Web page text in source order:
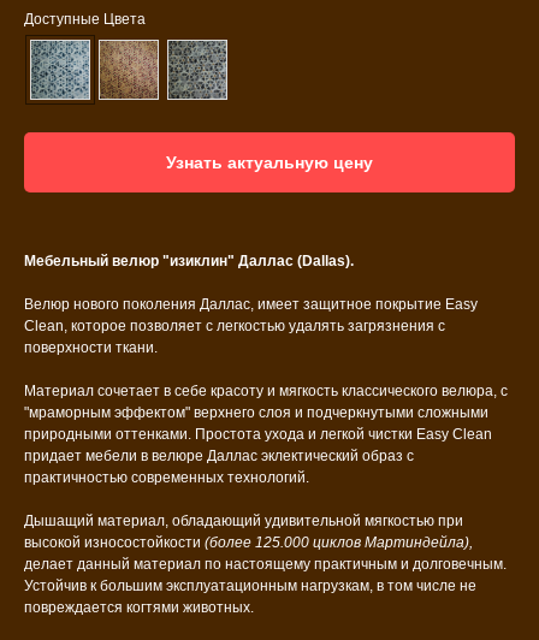
Доступные Цвета
Узнать актуальную цену
Мебельный велюр "изиклин" Даллас (Dallas).
Велюр нового поколения Даллас, имеет защитное покрытие Easy
Clean, которое позволяет с легкостью удалять загрязнения с
поверхности ткани.
Материал сочетает в себе красоту и мягкость классического велюра, с
"мраморным эффектом" верхнего слоя и подчеркнутыми сложными
природными оттенками. Простота ухода и легкой чистки Easy Clean
придает мебели в велюре Даллас эклектический образ с
практичностью современных технологий.
Дышащий материал, обладающий удивительной мягкостью при
высокой износостойкости (более 125.000 циклов Мартиндейла),
делает данный материал по настоящему практичным и долговечным.
Устойчив к большим эксплуатационным нагрузкам, в том числе не
повреждается когтями животных.